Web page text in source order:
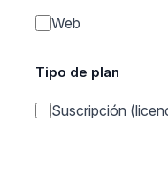
Web
Tipo de plan
Suscripción